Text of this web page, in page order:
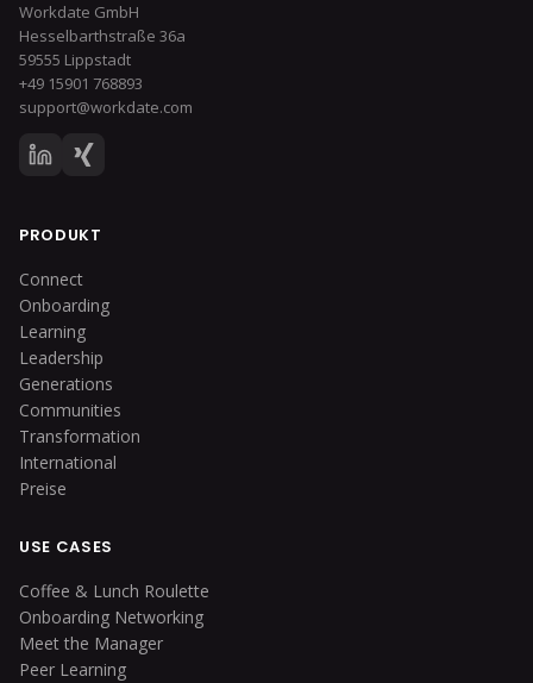
Workdate GmbH
Hesselbarthstraße 36a
59555 Lippstadt
+49 15901 768893
support@workdate.com
PRODUKT
Connect
Onboarding
Learning
Leadership
Generations
Communities
Transformation
International
Preise
USE CASES
Coffee & Lunch Roulette
Onboarding Networking
Meet the Manager
Peer Learning